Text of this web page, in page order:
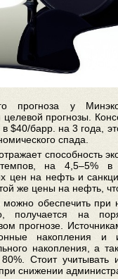
прогноза у
целевой прогнозы.
$40/барр. на 3 года,
спада.
способность
темпов, на 4,5–5% в
цен на нефть и
же цены на нефть,
обеспечить при
получается на
прогнозе.
накопления и
накопления, а
Стоит учитывать
снижении